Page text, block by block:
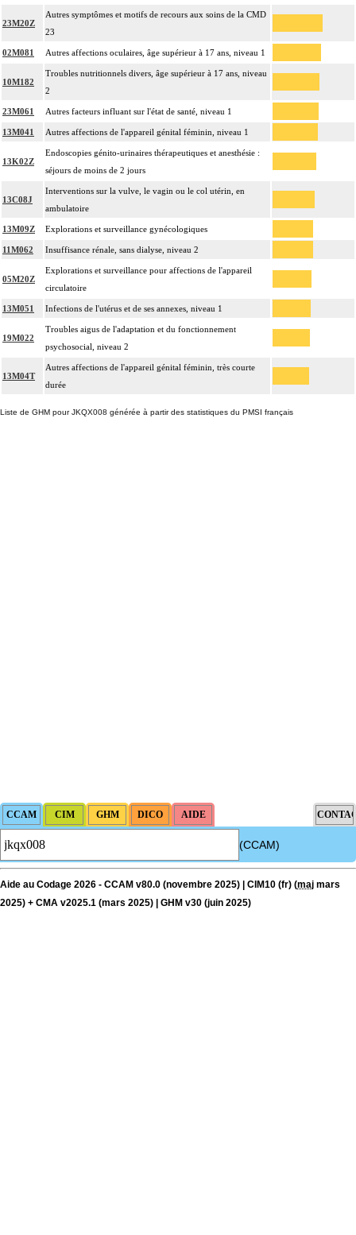
23M20Z
Autres symptômes et motifs de recours aux soins de la CMD
23
02M081 Autres affections oculaires, âge supérieur à 17 ans, niveau 1
10M182
Troubles nutritionnels divers, âge supérieur à 17 ans, niveau
2
23M061 Autres facteurs influant sur l'état de santé, niveau 1
13M041 Autres affections de l'appareil génital féminin, niveau 1
13K02Z
Endoscopies génito-urinaires thérapeutiques et anesthésie :
séjours de moins de 2 jours
13C08J
Interventions sur la vulve, le vagin ou le col utérin, en
ambulatoire
13M09Z Explorations et surveillance gynécologiques
11M062 Insuffisance rénale, sans dialyse, niveau 2
05M20Z
Explorations et surveillance pour affections de l'appareil
circulatoire
13M051 Infections de l'utérus et de ses annexes, niveau 1
19M022
Troubles aigus de l'adaptation et du fonctionnement
psychosocial, niveau 2
13M04T
Autres affections de l'appareil génital féminin, très courte
durée
Liste de GHM pour JKQX008 générée à partir des statistiques du PMSI français
(CCAM)
Aide au Codage 2026 - CCAM v80.0 (novembre 2025) | CIM10 (fr) (maj mars
2025) + CMA v2025.1 (mars 2025) | GHM v30 (juin 2025)